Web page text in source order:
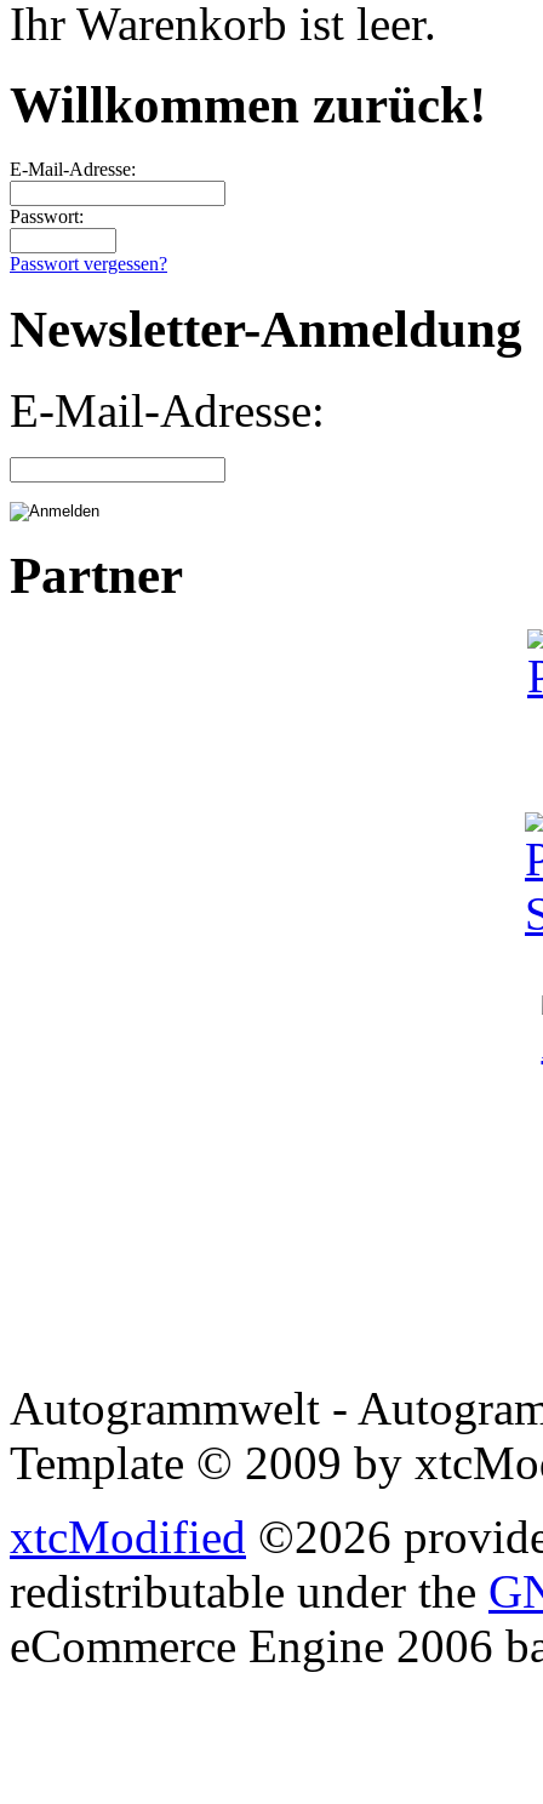
Ihr Warenkorb ist leer.
Willkommen zurück!
E-Mail-Adresse:
Passwort:
Passwort vergessen?
Newsletter-Anmeldung
E-Mail-Adresse:
Partner
Autogrammwelt -
Template © 2009 by
xtcModified ©2026
redistributable under the
eCommerce Engine 2006